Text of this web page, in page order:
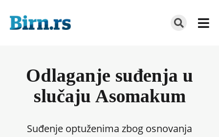
Odlaganje suđenja u
slučaju Asomakum
Suđenje optuženima zbog osnovanja